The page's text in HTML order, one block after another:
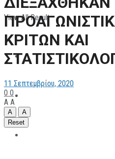
ΠΑΡΑΘΛΗΤΙΣΜΟΣ
ΜΗΧΑΝΟΚΙΝΗΤΑ
View All Result
ΚΡΙΤΩΝ ΚΑΙ
11 Σεπτεμβρίου, 2020
0 0
A A
A
A
Reset